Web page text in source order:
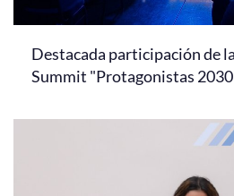
Destacada participación de
Summit "Protagonistas